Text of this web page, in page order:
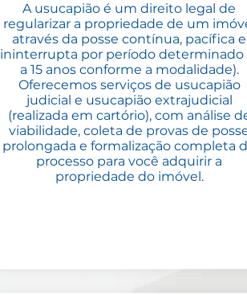
​A usucapião é um direito legal de
regularizar a propriedade de um
através da posse contínua, pacífica e
ininterrupta por período determinado
a 15 anos conforme a modalidade).
Oferecemos serviços de usucapião
judicial e usucapião extrajudicial
(realizada em cartório), com análise
viabilidade, coleta de provas de
prolongada e formalização completa
processo para você adquirir a
propriedade do imóvel.